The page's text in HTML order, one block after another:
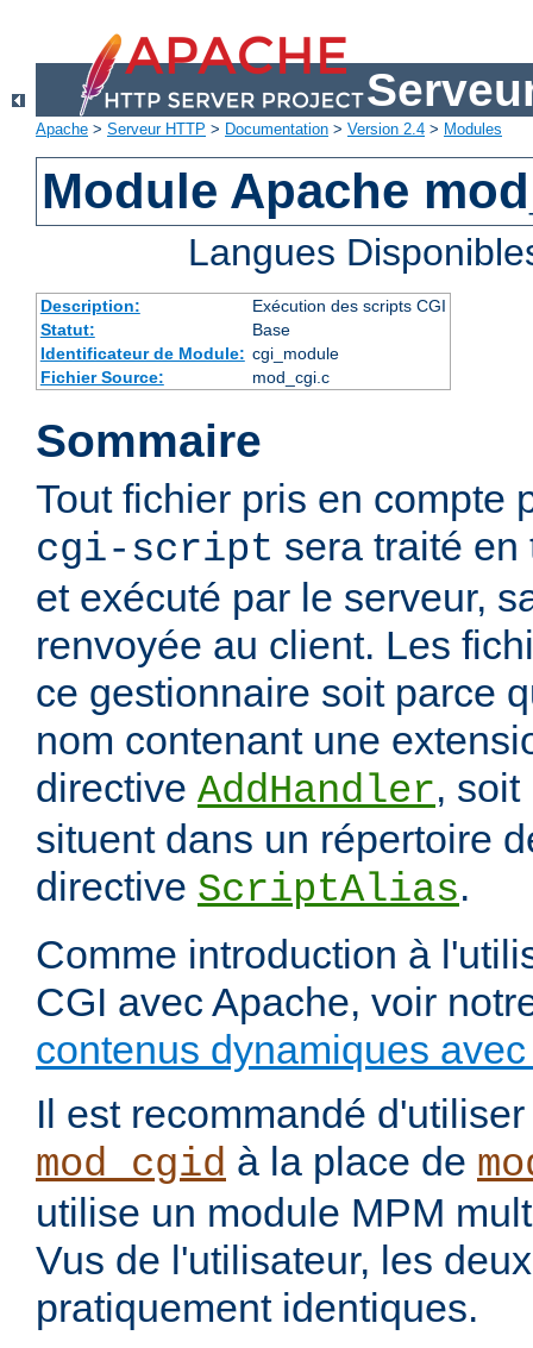
Apache > Serveur HTTP > Documentation > Version 2.4 > Modules
Module Apache
Langues
Description:
Exécution des scripts CGI
Statut:
Base
Identificateur de Module: cgi_module
Fichier Source:
mod_cgi.c
Sommaire
Tout fichier pris en compte
cgi-script sera traité en
et exécuté par le serveur,
renvoyée au client. Les
ce gestionnaire soit parce
nom contenant une
directive AddHandler,
situent dans un répertoire
directive ScriptAlias.
Comme introduction à
CGI avec Apache, voir
contenus dynamiques
Il est recommandé
mod_cgid à la place de
utilise un module MPM
Vus de l'utilisateur, les
pratiquement identiques.